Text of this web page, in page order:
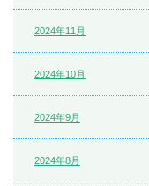
2024年11月
2024年10月
2024年9月
2024年8月